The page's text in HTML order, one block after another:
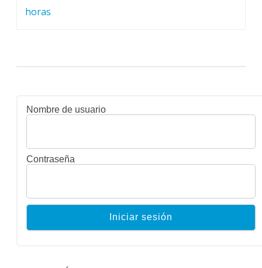
entradas
horas
Nombre de usuario
Contraseña